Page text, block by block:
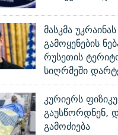
მასკმა
გამოყენების
რუსეთის
სიღრმეში
კურიერს
გაუსწორდნენ,
გამოძიება